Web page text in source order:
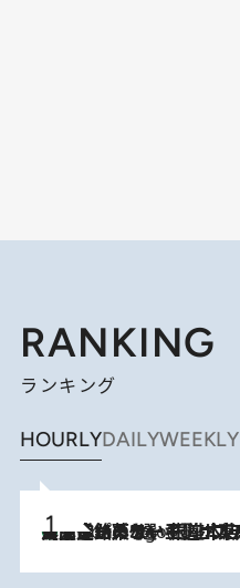
RANKING
ランキング
HOURLYDAILYWEEKLY
4 Hours Ago
【間違いのない王道・東京土産】資生堂パーラー 銀座本店でのみ出会える銘菓5選《極上プディング・濃厚チーズケーキ・ボンボンショコラほか》